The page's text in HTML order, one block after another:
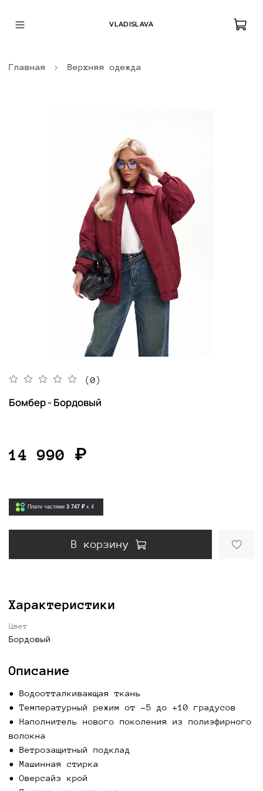
VLADISLAVA
Главная Верхняя одежда
(0)
Бомбер - Бордовый
14 990 ₽
Плати частями 3 747 ₽ x 4
В корзину
Характеристики
Цвет
Бордовый
Описание
• Водоотталкивающая ткань
• Температурный режим от -5 до +10 градусов
• Наполнитель нового поколения из полиэфирного
волокна
• Ветрозащитный подклад
• Машинная стирка
• Оверсайз крой